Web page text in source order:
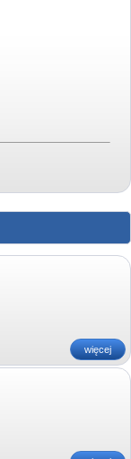
więcej